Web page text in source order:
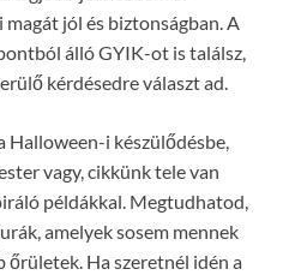
jól és biztonságban. A
álló GYIK-ot is találsz,
kérdésedre választ ad.
Halloween-i készülődésbe,
vagy, cikkünk tele van
példákkal. Megtudhatod,
amelyek sosem mennek
őrületek. Ha szeretnél idén a